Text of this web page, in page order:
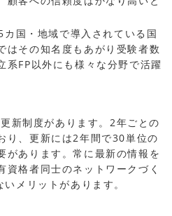
カ国・地域で導入されている国
はその知名度もあがり受験者数
系FP以外にも様々な分野で活躍
新制度があります。2年ごとの
り、更新には2年間で30単位の
があります。常に最新の情報を
資格者同士のネットワークづく
メリットがあります。